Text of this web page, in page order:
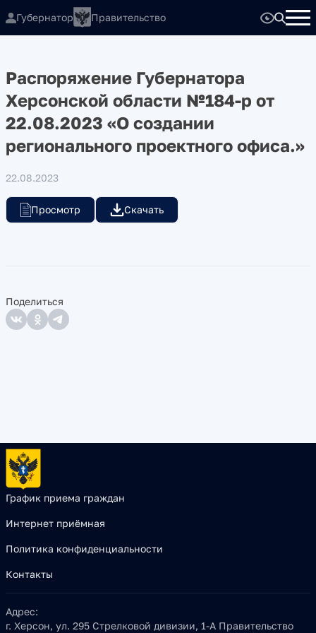
Губернатор Правительство
Распоряжение Губернатора
Херсонской области №184-р от
22.08.2023 «О создании
регионального проектного офиса.»
22.08.2023
Просмотр Скачать
Поделиться
График приема граждан
Интернет приёмная
Политика конфиденциальности
Контакты
Адрес:
г. Херсон, ул. 295 Стрелковой дивизии, 1-А Правительство